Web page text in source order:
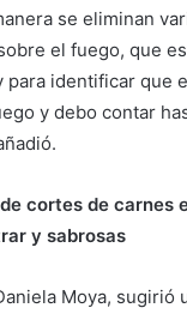
se eliminan
el fuego, que
para identificar que
y debo contar
cortes de carnes
y sabrosas
Moya, sugirió